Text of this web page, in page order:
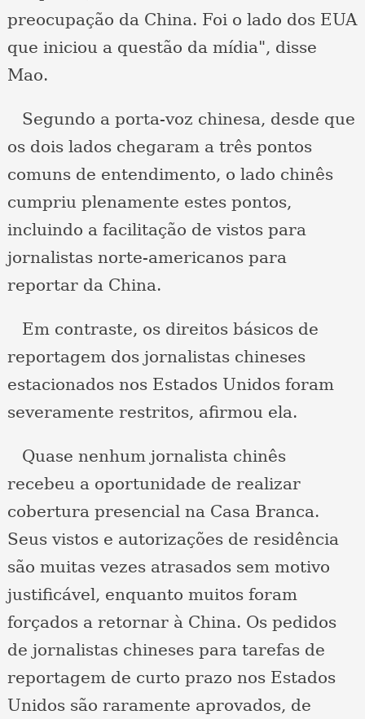
preocupação da China. Foi o lado dos EUA
que iniciou a questão da mídia", disse
Mao.
Segundo a porta-voz chinesa, desde que
os dois lados chegaram a três pontos
comuns de entendimento, o lado chinês
cumpriu plenamente estes pontos,
incluindo a facilitação de vistos para
jornalistas norte-americanos para
reportar da China.
Em contraste, os direitos básicos de
reportagem dos jornalistas chineses
estacionados nos Estados Unidos foram
severamente restritos, afirmou ela.
Quase nenhum jornalista chinês
recebeu a oportunidade de realizar
cobertura presencial na Casa Branca.
Seus vistos e autorizações de residência
são muitas vezes atrasados sem motivo
justificável, enquanto muitos foram
forçados a retornar à China. Os pedidos
de jornalistas chineses para tarefas de
reportagem de curto prazo nos Estados
Unidos são raramente aprovados, de